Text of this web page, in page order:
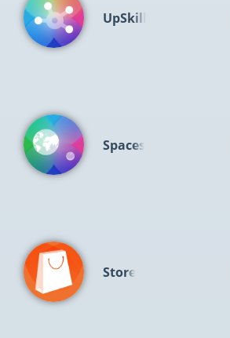
UpSkill
Spaces
Store